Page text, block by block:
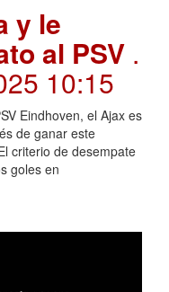
y le
al PSV .
10:15
Eindhoven, el Ajax es
de ganar este
criterio de desempate
goles en